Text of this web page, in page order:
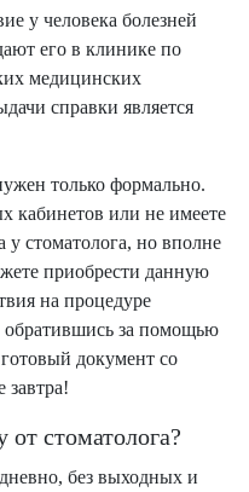
у человека болезней
его в клинике по
медицинских
справки является
только формально.
кабинетов или не имеете
стоматолога, но вполне
приобрести данную
на процедуре
за помощью
документ со
от стоматолога?
без выходных и